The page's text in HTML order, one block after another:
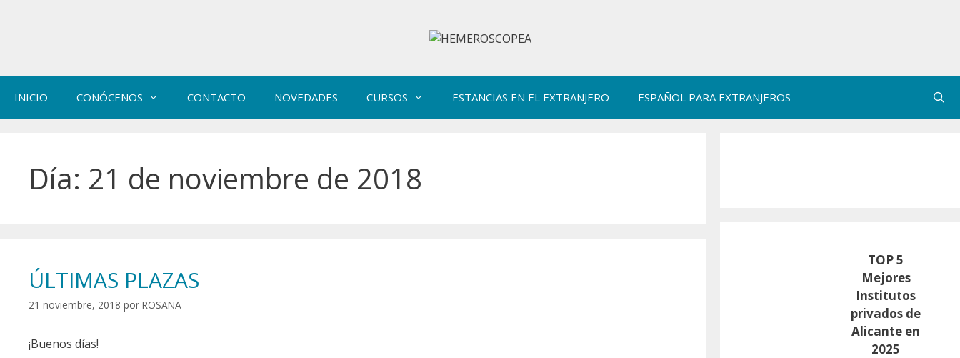
INICIO CONÓCENOS CONTACTO NOVEDADES CURSOS ESTANCIAS EN EL EXTRANJERO ESPAÑOL PARA EXTRANJEROS
Día: 21 de noviembre de 2018
ÚLTIMAS PLAZAS
21 noviembre, 2018 por ROSANA
¡Buenos días!
TOP 5
Mejores
Institutos
privados de
Alicante en
2025